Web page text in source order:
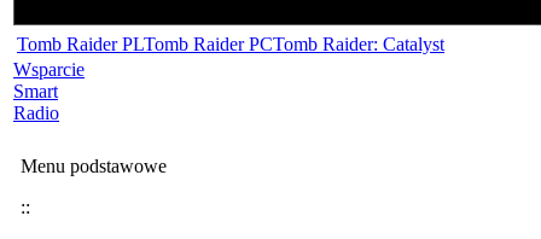
Tomb Raider PLTomb Raider PCTomb Raider: Catalyst
Wsparcie
Smart
Radio
Menu podstawowe
::